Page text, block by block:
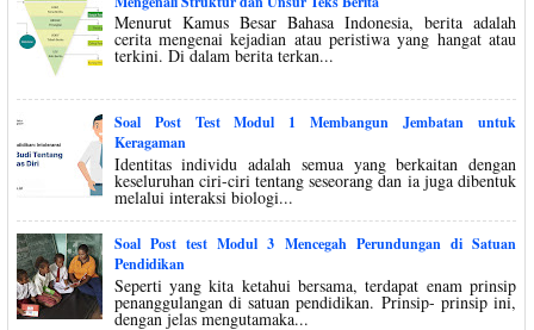
Menurut Kamus Besar Bahasa Indonesia, berita adalah
cerita mengenai kejadian atau peristiwa yang hangat atau
terkini. Di dalam berita terkan...
Soal Post Test Modul 1 Membangun Jembatan untuk
Keragaman
Identitas individu adalah semua yang berkaitan dengan
keseluruhan ciri-ciri tentang seseorang dan ia juga dibentuk
melalui interaksi biologi...
Soal Post test Modul 3 Mencegah Perundungan di Satuan
Pendidikan
Seperti yang kita ketahui bersama, terdapat enam prinsip
penanggulangan di satuan pendidikan. Prinsip- prinsip ini,
dengan jelas mengutamaka...